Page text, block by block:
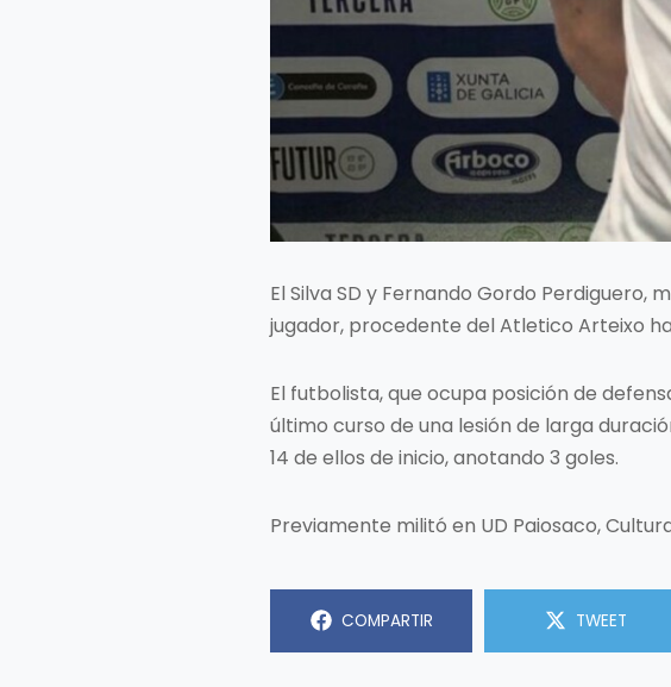
El Silva SD y Fernando Gordo
jugador, procedente del Atletico Arteixo
El futbolista, que ocupa posición de
último curso de una lesión de larga
14 de ellos de inicio, anotando 3 goles.
Previamente militó en UD Paiosaco,
COMPARTIR TWEET